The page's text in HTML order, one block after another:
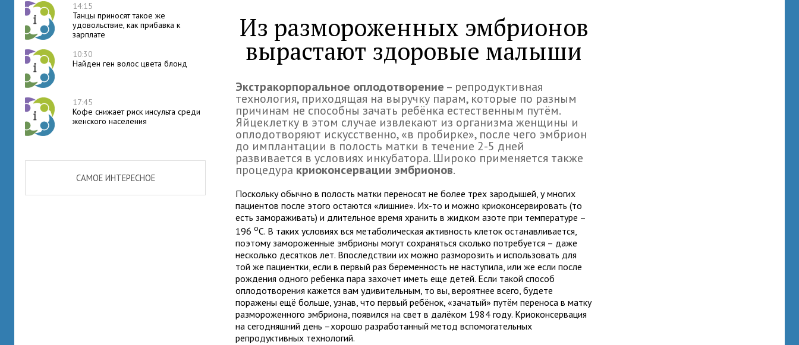
14:15
Танцы приносят такое же
удовольствие, как прибавка к
зарплате
10:30
Найден ген волос цвета блонд
17:45
Кофе снижает риск инсульта среди
женского населения
САМОЕ ИНТЕРЕСНОЕ
Из размороженных эмбрионов
вырастают здоровые малыши
Экстракорпоральное оплодотворение – репродуктивная
технология, приходящая на выручку парам, которые по разным
причинам не способны зачать ребёнка естественным путём.
Яйцеклетку в этом случае извлекают из организма женщины и
оплодотворяют искусственно, «в пробирке», после чего эмбрион
до имплантации в полость матки в течение 2-5 дней
развивается в условиях инкубатора. Широко применяется также
процедура криоконсервации эмбрионов.
Поскольку обычно в полость матки переносят не более трех зародышей, у многих
пациентов после этого остаются «лишние». Их-то и можно криоконсервировать (то
есть замораживать) и длительное время хранить в жидком азоте при температуре –
196оС. В таких условиях вся метаболическая активность клеток останавливается,
поэтому замороженные эмбрионы могут сохраняться сколько потребуется – даже
несколько десятков лет. Впоследствии их можно разморозить и использовать для
той же пациентки, если в первый раз беременность не наступила, или же если после
рождения одного ребенка пара захочет иметь еще детей. Если такой способ
оплодотворения кажется вам удивительным, то вы, вероятнее всего, будете
поражены ещё больше, узнав, что первый ребёнок, «зачатый» путём переноса в матку
размороженного эмбриона, появился на свет в далёком 1984 году. Криоконсервация
на сегодняшний день –хорошо разработанный метод вспомогательных
репродуктивных технологий.